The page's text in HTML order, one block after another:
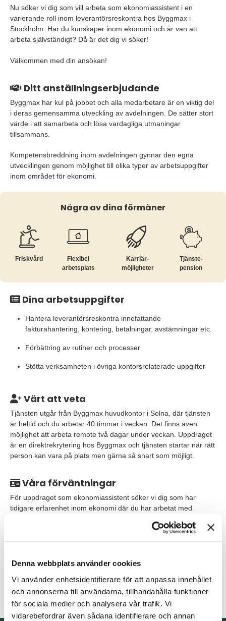
Denna webbplats använder cookies
Vi använder enhetsidentifierare för att anpassa innehållet
och annonserna till användarna, tillhandahålla funktioner
för sociala medier och analysera vår trafik. Vi
vidarebefordrar även sådana identifierare och annan
Nu söker vi dig som vill arbeta som ekonomiassistent i en
varierande roll inom leverantörsreskontra hos Byggmax i
Stockholm. Har du kunskaper inom ekonomi och är van att
arbeta självständigt? Då är det dig vi söker!
Välkommen med din ansökan!
Ditt anställningserbjudande
Byggmax har kul på jobbet och alla medarbetare är en viktig del
i deras gemensamma utveckling av avdelningen. De sätter stort
värde i att samarbeta och lösa vardagliga utmaningar
tillsammans.
Kompetensbreddning inom avdelningen gynnar den egna
utvecklingen genom möjlighet till olika typer av arbetsuppgifter
inom området för ekonomi.
Några av dina förmåner
Friskvård
Flexibel
arbetsplats
Karriär­
möjligheter
Tjänste­
pension
Dina arbetsuppgifter
Hantera leverantörsreskontra innefattande
fakturahantering, kontering, betalningar, avstämningar etc.
Förbättring av rutiner och processer
Stötta verksamheten i övriga kontorsrelaterade uppgifter
Värt att veta
Tjänsten utgår från Byggmax huvudkontor i Solna, där tjänsten
är heltid och du arbetar 40 timmar i veckan. Det finns även
möjlighet att arbeta remote två dagar under veckan. Uppdraget
är en direktrekrytering hos Byggmax och tjänsten startar när rätt
person kan vara på plats men gärna så snart som möjligt.
Våra förväntningar
För uppdraget som ekonomiassistent söker vi dig som har
tidigare erfarenhet inom ekonomi där du har arbetat med
IFS ekonomisystem är det meriterande men inget krav.
ta ansvar för både dina egna och gemensamma uppgifter. Du
behövs. Du gillar att hålla ordning och reda samt att du har god
kommunikationsförmåga.